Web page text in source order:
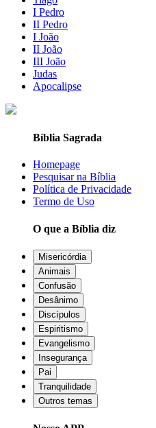
I Pedro
II Pedro
I João
II João
III João
Judas
Apocalipse
Bíblia Sagrada
Homepage
Pesquisar na Bíblia
Política de Privacidade
Termo de Uso
O que a Bíblia diz
Misericórdia
Animais
Confusão
Desânimo
Discípulos
Espiritismo
Evangelismo
Insegurança
Pai
Tranquilidade
Outros temas